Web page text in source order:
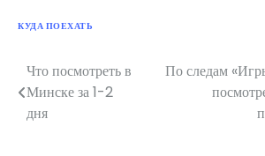
КУДА ПОЕХАТЬ
Навигация
по
Что посмотреть в
Минске за 1-2
дня
По следам